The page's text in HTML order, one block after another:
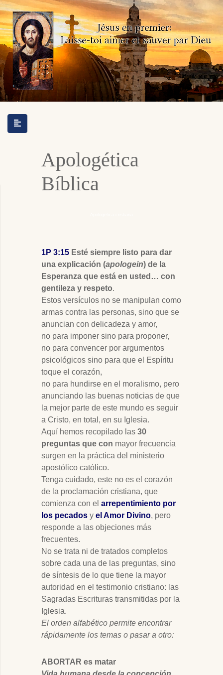
Apologética
Bíblica
1P 3:15 Esté siempre listo para dar
una explicación (apologein) de la
Esperanza que está en usted… con
gentileza y respeto.
Estos versículos no se manipulan como
armas contra las personas, sino que se
anuncian con delicadeza y amor,
no para imponer sino para proponer,
no para convencer por argumentos
psicológicos sino para que el Espíritu
toque el corazón,
no para hundirse en el moralismo, pero
anunciando las buenas noticias de que
la mejor parte de este mundo es seguir
a Cristo, en total, en su Iglesia.
Aquí hemos recopilado las 30
preguntas que con mayor frecuencia
surgen en la práctica del ministerio
apostólico católico.
Tenga cuidado, este no es el corazón
de la proclamación cristiana, que
comienza con el arrepentimiento por
los pecados y el Amor Divino, pero
responde a las objeciones más
frecuentes.
No se trata ni de tratados completos
sobre cada una de las preguntas, sino
de síntesis de lo que tiene la mayor
autoridad en el testimonio cristiano: las
Sagradas Escrituras transmitidas por la
Iglesia.
El orden alfabético permite encontrar
rápidamente los temas o pasar a otro:
ABORTAR es matar